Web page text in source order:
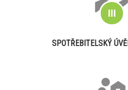
SPOTŘEBITELSKÝ